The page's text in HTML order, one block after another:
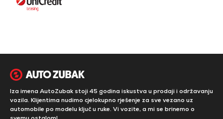
Iza imena AutoZubak stoji 45 godina iskustva u prodaji i održavanju
vozila. Klijentima nudimo cjelokupno rješenje za sve vezano uz
automobile po modelu ključ u ruke. Vi vozite, a mi se brinemo o